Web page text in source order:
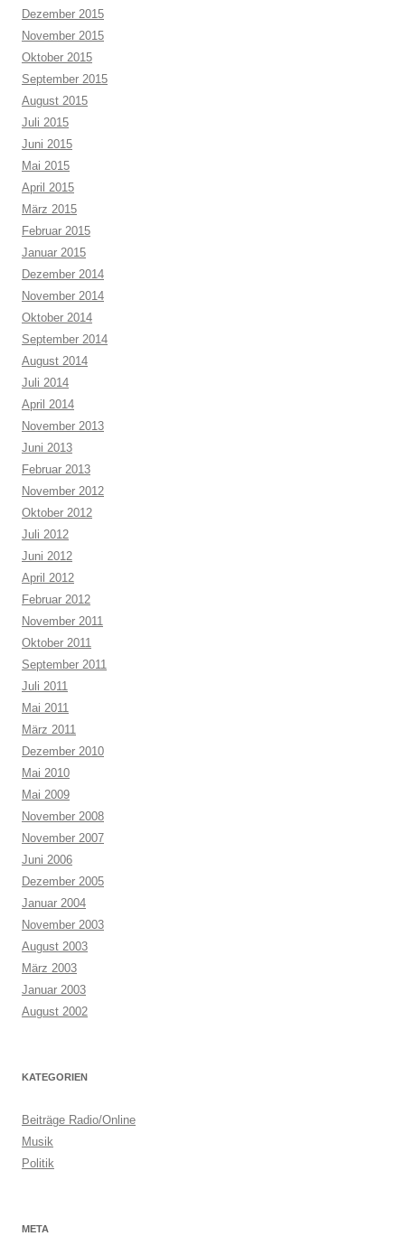
Dezember 2015
November 2015
Oktober 2015
September 2015
August 2015
Juli 2015
Juni 2015
Mai 2015
April 2015
März 2015
Februar 2015
Januar 2015
Dezember 2014
November 2014
Oktober 2014
September 2014
August 2014
Juli 2014
April 2014
November 2013
Juni 2013
Februar 2013
November 2012
Oktober 2012
Juli 2012
Juni 2012
April 2012
Februar 2012
November 2011
Oktober 2011
September 2011
Juli 2011
Mai 2011
März 2011
Dezember 2010
Mai 2010
Mai 2009
November 2008
November 2007
Juni 2006
Dezember 2005
Januar 2004
November 2003
August 2003
März 2003
Januar 2003
August 2002
KATEGORIEN
Beiträge Radio/Online
Musik
Politik
META